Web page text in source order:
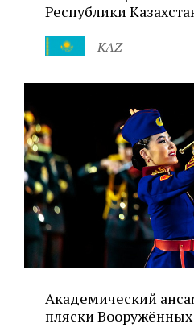
Республики
KAZ
Академический
пляски